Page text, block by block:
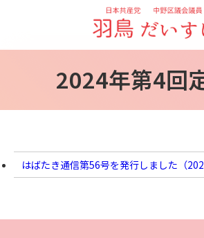
2024年第4回
はばたき通信第56号を発行しました（